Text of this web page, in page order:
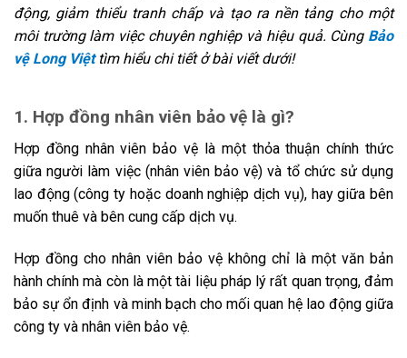
động, giảm thiểu tranh chấp và tạo ra nền tảng cho một
môi trường làm việc chuyên nghiệp và hiệu quả. Cùng Bảo
vệ Long Việttìm hiểu chi tiết ở bài viết dưới!
1. Hợp đồng nhân viên bảo vệ là gì?
Hợp đồng nhân viên bảo vệ là một thỏa thuận chính thức
giữa người làm việc (nhân viên bảo vệ) và tổ chức sử dụng
lao động (công ty hoặc doanh nghiệp dịch vụ), hay giữa bên
muốn thuê và bên cung cấp dịch vụ.
Hợp đồng cho nhân viên bảo vệ không chỉ là một văn bản
hành chính mà còn là một tài liệu pháp lý rất quan trọng, đảm
bảo sự ổn định và minh bạch cho mối quan hệ lao động giữa
công ty và nhân viên bảo vệ.